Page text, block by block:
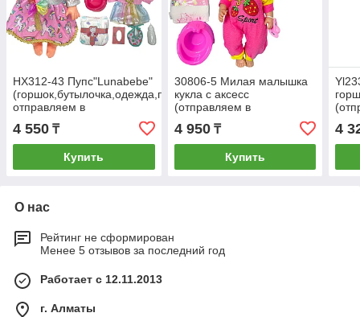
HX312-43 Пупс"Lunabebe"
(горшок,бутылочка,одежда,памперс)
отправляем в
38*35см
4 550 ₸
Купить
30806-5 Милая малышка
кукла с аксесс
(отправляем в
37*30см
4 950₸
Купить
4
О нас
Рейтинг не сформирован
Менее 5 отзывов за последний год
Работает с 12.11.2013
г. Алматы